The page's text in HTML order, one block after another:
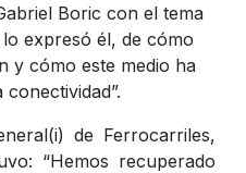
Boric con el tema
expresó él, de cómo
y cómo este medio ha
de Ferrocarriles,
“Hemos recuperado